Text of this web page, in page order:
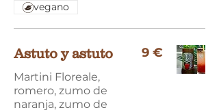
vegano
Astuto y astuto
Martini Floreale,
romero, zumo de
naranja, zumo de
9 €